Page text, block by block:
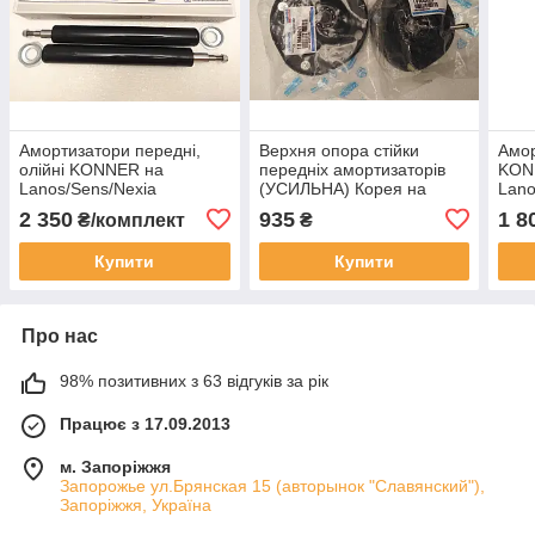
Амортизатори передні,
олійні KONNER на
Lanos/Sens/Nexia
2 350 ₴/комплект
Купити
Верхня опора стійки
передніх амортизаторів
(УСИЛЬНА) Корея на
Lanos, Sens ціна за 1 фут
935₴
Купити
1
Про нас
98% позитивних з 63 відгуків за рік
Працює з 17.09.2013
м. Запоріжжя
Запорожье ул.Брянская 15 (авторынок "Славянский"),
Запоріжжя, Україна